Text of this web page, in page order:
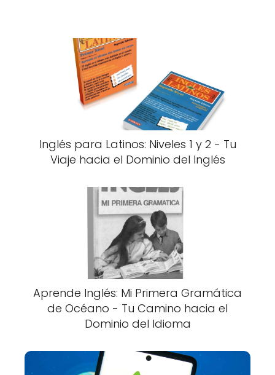
Inglés para Latinos: Niveles 1 y 2 - Tu
Viaje hacia el Dominio del Inglés
Aprende Inglés: Mi Primera Gramática
de Océano - Tu Camino hacia el
Dominio del Idioma